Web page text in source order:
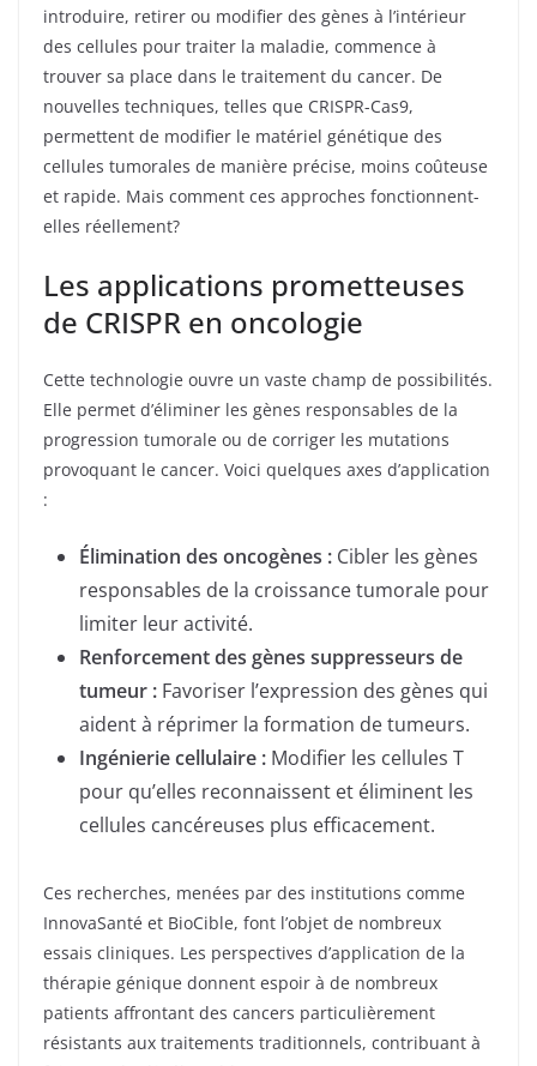
introduire, retirer ou modifier des gènes à l’intérieur
des cellules pour traiter la maladie, commence à
trouver sa place dans le traitement du cancer. De
nouvelles techniques, telles que CRISPR-Cas9,
permettent de modifier le matériel génétique des
cellules tumorales de manière précise, moins coûteuse
et rapide. Mais comment ces approches fonctionnent-
elles réellement?
Les applications prometteuses
de CRISPR en oncologie
Cette technologie ouvre un vaste champ de possibilités.
Elle permet d’éliminer les gènes responsables de la
progression tumorale ou de corriger les mutations
provoquant le cancer. Voici quelques axes d’application
:
Élimination des oncogènes : Cibler les gènes
responsables de la croissance tumorale pour
limiter leur activité.
Renforcement des gènes suppresseurs de
tumeur : Favoriser l’expression des gènes qui
aident à réprimer la formation de tumeurs.
Ingénierie cellulaire : Modifier les cellules T
pour qu’elles reconnaissent et éliminent les
cellules cancéreuses plus efficacement.
Ces recherches, menées par des institutions comme
InnovaSanté et BioCible, font l’objet de nombreux
essais cliniques. Les perspectives d’application de la
thérapie génique donnent espoir à de nombreux
patients affrontant des cancers particulièrement
résistants aux traitements traditionnels, contribuant à